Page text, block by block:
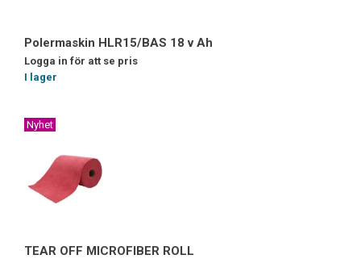
Polermaskin HLR15/BAS 18 v Ah
Logga in för att se pris
I lager
Nyhet
TEAR OFF MICROFIBER ROLL